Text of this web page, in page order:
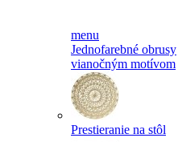
menu
Jednofarebné obrusy
vianočným motívom
Prestieranie na stôl